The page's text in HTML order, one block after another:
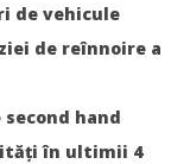
de vehicule
de reînnoire a
hand
în ultimii 4